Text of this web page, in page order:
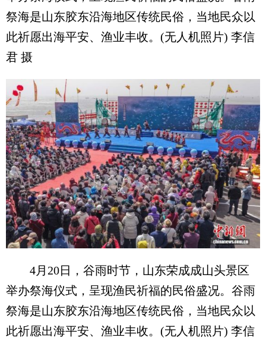
祭海是山东胶东沿海地区传统民俗，当地民众以
此祈愿出海平安、渔业丰收。(无人机照片) 李信
君 摄
4月20日，谷雨时节，山东荣成成山头景区
举办祭海仪式，呈现渔民祈福的民俗盛况。谷雨
祭海是山东胶东沿海地区传统民俗，当地民众以
此祈愿出海平安、渔业丰收。(无人机照片) 李信